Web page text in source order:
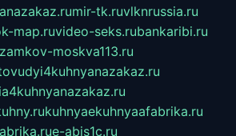
mir-tk.ruvlknrussia.ru
map.ruvideo-seks.rubankaribi.ru
moskva113.ru
kuhnyaekuhnyaafabrika.ru
e-abis1c.ru